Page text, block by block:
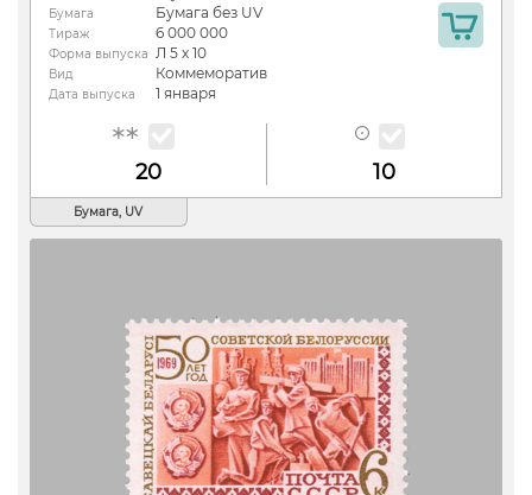
Бумага Бумага без UV
Тираж 6 000 000
Форма выпуска Л 5 х 10
Вид Коммеморатив
Дата выпуска 1 января
20 10
Бумага, UV